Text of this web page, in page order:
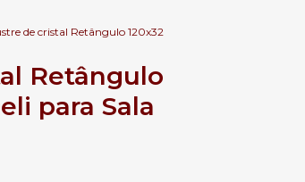
de cristal Retângulo 120x32
Retângulo
para Sala